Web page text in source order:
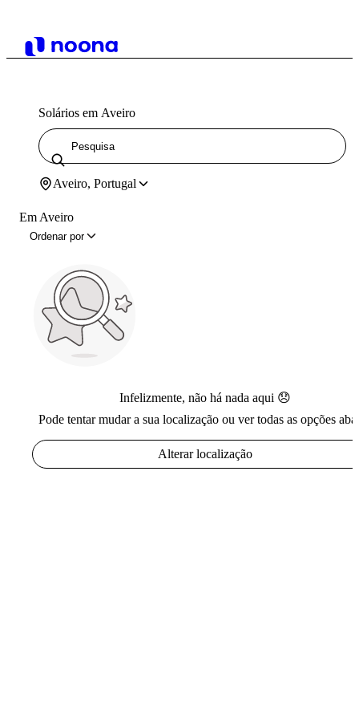
Solários em Aveiro
Aveiro, Portugal
Em Aveiro
Ordenar por
Infelizmente, não há nada aqui 😞
Pode tentar mudar a sua localização ou ver todas as opções
Alterar localização